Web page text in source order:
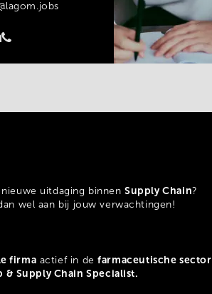
uitdaging binnenSupply Chain?
wel aan bij jouw verwachtingen!
firma actief in defarmaceutische sector
& Supply Chain Specialist.